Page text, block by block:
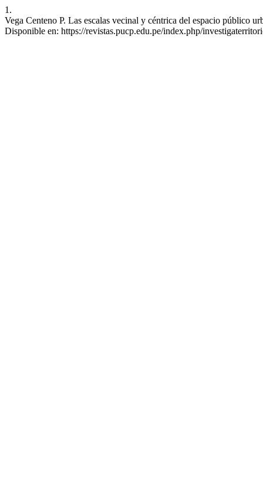
1.
Vega Centeno P. Las escalas vecinal y céntrica del espacio público
Disponible en: https://revistas.pucp.edu.pe/index.php/